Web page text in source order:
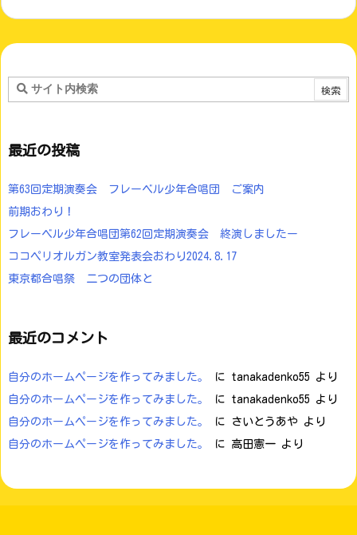
最近の投稿
第63回定期演奏会 フレーベル少年合唱団 ご案内
前期おわり！
フレーベル少年合唱団第62回定期演奏会 終演しましたー
ココペリオルガン教室発表会おわり2024.8.17
東京都合唱祭 二つの団体と
最近のコメント
自分のホームページを作ってみました。 に tanakadenko55 より
自分のホームページを作ってみました。
に tanakadenko55 より
自分のホームページを作ってみました。
に さいとうあや より
自分のホームページを作ってみました。
に 高田憲一 より